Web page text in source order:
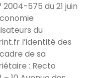
575 du 21 juin
du
l’identité des
de sa
: Recto